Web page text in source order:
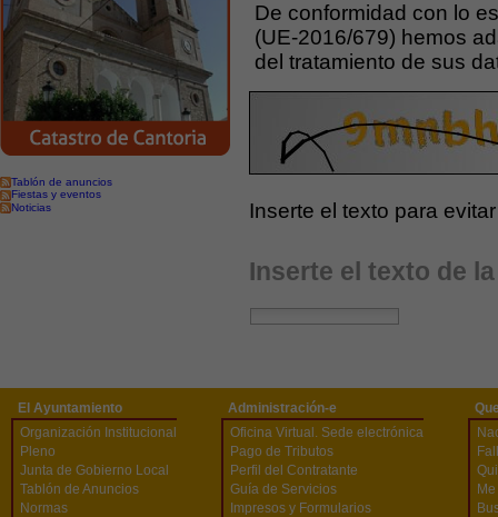
Tablón de anuncios
Fiestas y eventos
Noticias
De conformidad con lo
(UE-2016/679) hemos
del tratamiento de sus
Inserte el texto para
Inserte el texto de
El Ayuntamiento
Organización Institucional
Pleno
Junta de Gobierno Local
Tablón de Anuncios
Normas
Administración-e
Oficina Virtual. Sede electrónica
Pago de Tributos
Perfil del Contratante
Guía de Servicios
Impresos y Formularios